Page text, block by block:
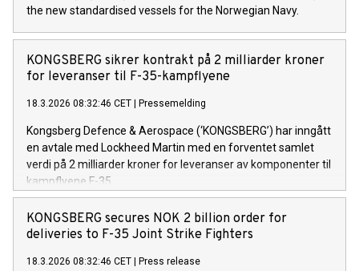
the new standardised vessels for the Norwegian Navy.
KONGSBERG sikrer kontrakt på 2 milliarder kroner
for leveranser til F-35-kampflyene
18.3.2026 08:32:46 CET Pressemelding
Kongsberg Defence & Aerospace (‘KONGSBERG’) har inngått
en avtale med Lockheed Martin med en forventet samlet
verdi på 2 milliarder kroner for leveranser av komponenter til
kampflyene F-35.
KONGSBERG secures NOK 2 billion order for
deliveries to F-35 Joint Strike Fighters
18.3.2026 08:32:46 CET Press release